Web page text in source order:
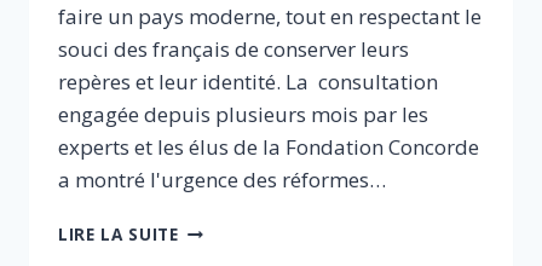
faire un pays moderne, tout en respectant le
souci des français de conserver leurs
repères et leur identité. La consultation
engagée depuis plusieurs mois par les
experts et les élus de la Fondation Concorde
a montré l'urgence des réformes…
LIRE LA SUITEDÉMOCRATIE,